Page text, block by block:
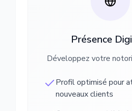
Présence
Développez votre
Profil optimisé pour
nouveaux clients